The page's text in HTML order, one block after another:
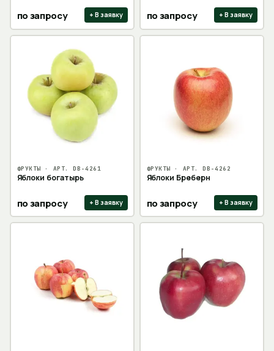
по запросу + В заявку по запросу + В заявку
ФРУКТЫ · АРТ.DB-4261
Яблоки богатырь
по запросу + В заявку
ФРУКТЫ · АРТ.DB-4262
Яблоки Бреберн
по запросу + В заявку